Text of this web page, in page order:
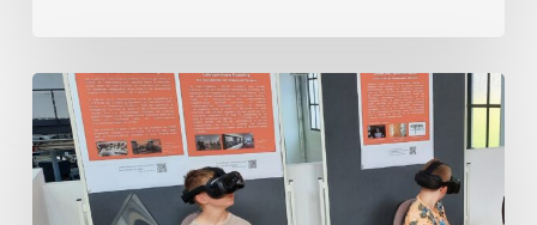
Besuch
der
FORSCHA
–
„Rein